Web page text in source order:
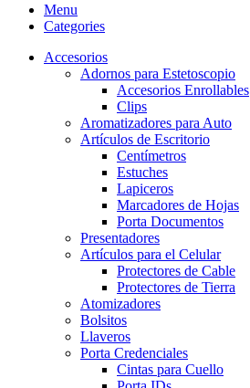
Menu
Categories
Accesorios
Adornos para Estetoscopio
Accesorios Enrollables
Clips
Aromatizadores para Auto
Artículos de Escritorio
Centímetros
Estuches
Lapiceros
Marcadores de Hojas
Porta Documentos
Presentadores
Artículos para el Celular
Protectores de Cable
Protectores de Tierra
Atomizadores
Bolsitos
Llaveros
Porta Credenciales
Cintas para Cuello